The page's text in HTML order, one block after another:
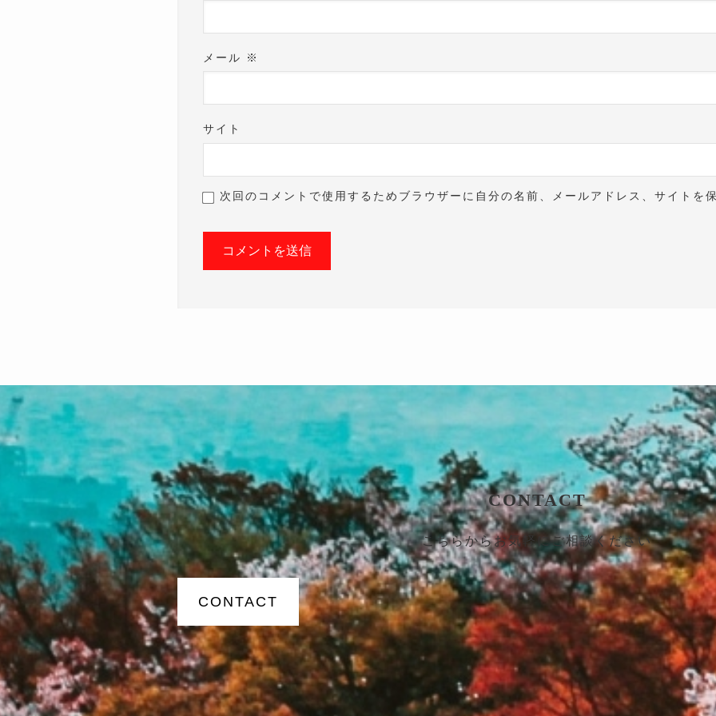
メール ※
サイト
次回のコメントで使用するためブラウザーに自分の名前、メールアドレス、サイトを保
CONTACT
こちらからお気軽にご相談ください
CONTACT